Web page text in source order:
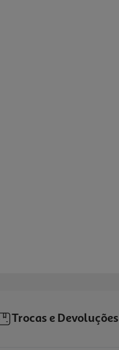
Trocas e Devoluções